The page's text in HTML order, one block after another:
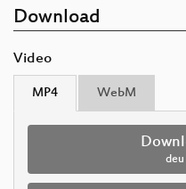
Download
Video
MP4 WebM
deu